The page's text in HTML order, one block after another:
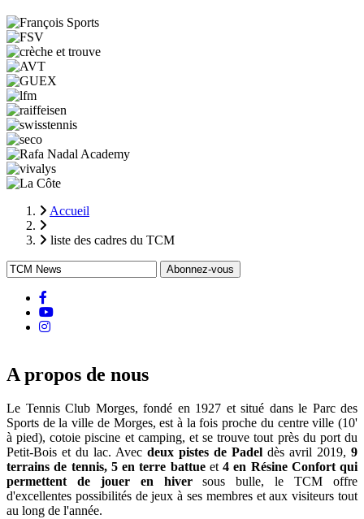
Fil
Accueil
liste des cadres du TCM
Youtube
instagram
A propos de nous
Le Tennis Club Morges, fondé en 1927 et situé dans le Parc des
Sports de la ville de Morges, est à la fois proche du centre ville (10'
à pied), cotoie piscine et camping, et se trouve tout près du port du
Petit-Bois et du lac. Avec deux pistes de Padel dès avril 2019, 9
terrains de tennis, 5 en terre battueet 4 en Résine Confort qui
permettent de jouer en hiversous bulle, le TCM offre
d'excellentes possibilités de jeux à ses membres et aux visiteurs tout
au long de l'année.